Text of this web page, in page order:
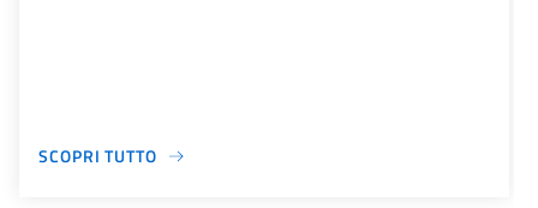
SCOPRI TUTTO